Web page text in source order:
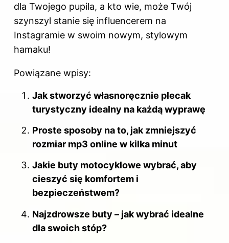
dla Twojego pupila, a kto wie, może Twój
szynszyl stanie się influencerem na
Instagramie w swoim nowym, stylowym
hamaku!
Powiązane wpisy:
Jak stworzyć własnoręcznie plecak
turystyczny idealny na każdą wyprawę
Proste sposoby na to, jak zmniejszyć
rozmiar mp3 online w kilka minut
Jakie buty motocyklowe wybrać, aby
cieszyć się komfortem i
bezpieczeństwem?
Najzdrowsze buty – jak wybrać idealne
dla swoich stóp?